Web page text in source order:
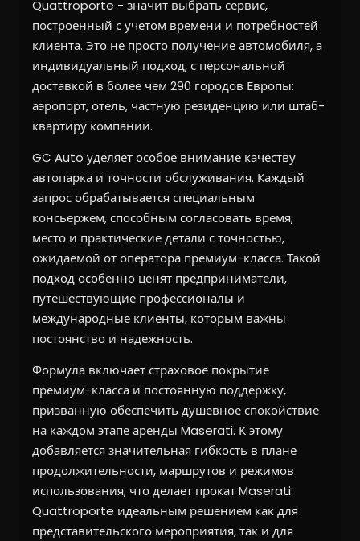
Quattroporte - значит выбрать сервис,
построенный с учетом времени и потребностей
клиента. Это не просто получение автомобиля, а
индивидуальный подход, с персональной
доставкой в более чем 290 городов Европы:
аэропорт, отель, частную резиденцию или штаб-
квартиру компании.
GC Auto уделяет особое внимание качеству
автопарка и точности обслуживания. Каждый
запрос обрабатывается специальным
консьержем, способным согласовать время,
место и практические детали с точностью,
ожидаемой от оператора премиум-класса. Такой
подход особенно ценят предприниматели,
путешествующие профессионалы и
международные клиенты, которым важны
постоянство и надежность.
Формула включает страховое покрытие
премиум-класса и постоянную поддержку,
призванную обеспечить душевное спокойствие
на каждом этапе аренды Maserati. К этому
добавляется значительная гибкость в плане
продолжительности, маршрутов и режимов
использования, что делает прокат Maserati
Quattroporte идеальным решением как для
представительского мероприятия, так и для